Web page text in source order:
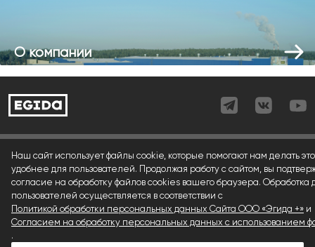
О компании
Условия использования материалов сайта
Политика конфиденциальности
Согласие (cookies)
Согласие (форма)
Согласие (регистрация)
Наш сайт использует файлы cookie, которые помогают нам делать
удобнее для пользователей. Продолжая работу с сайтом, вы
согласие на обработку файлов cookies вашего браузера. Обработка
пользователей осуществляется в соответствии с
Политикой обработки персональных данных Сайта ООО «Эгида +» и
Согласием на обработку персональных данных с использованием
.